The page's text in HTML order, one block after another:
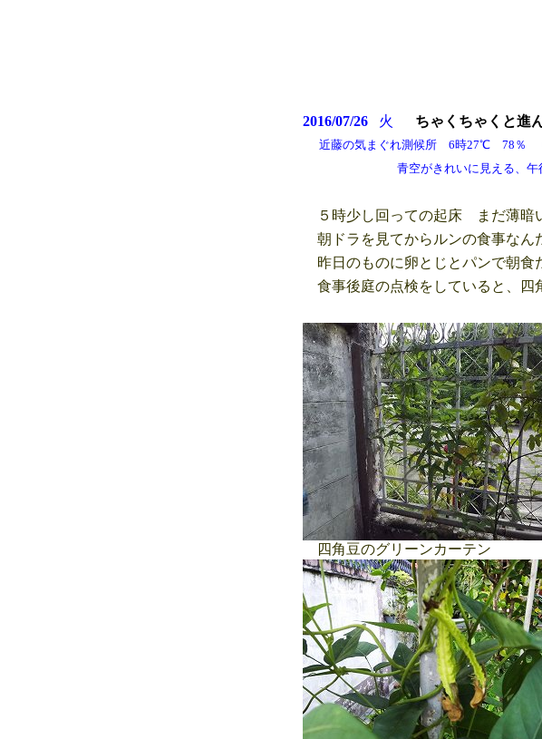
2016/07/26火 ちゃくちゃくと進
近藤の気まぐれ測候所 6時27℃ 78
青空がきれいに見える、午後にな
５時少し回っての起床 まだ薄暗
朝ドラを見てからルンの食事なん
昨日のものに卵とじとパンで朝食
食事後庭の点検をしていると、四
四角豆のグリーンカーテン